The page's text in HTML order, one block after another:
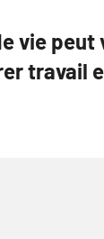
vie peut
travail